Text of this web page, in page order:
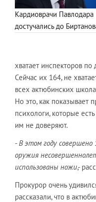
Кардиоврачи Павлодара
достучались до
хватает инспекторов
Сейчас их 164, не
всех актюбинских
Но это, как показывает
психологи, которые
им не доверяют.
- В этом году
оружия
использованы ножи,-
Прокурор очень
рассказали, что в